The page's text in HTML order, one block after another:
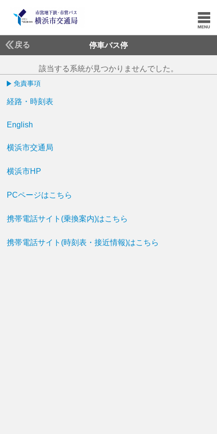
戻る 停車バス停
該当する系統が見つかりませんでした。
免責事項
経路・時刻表
English
横浜市交通局
横浜市HP
PCページはこちら
携帯電話サイト(乗換案内)はこちら
携帯電話サイト(時刻表・接近情報)はこちら